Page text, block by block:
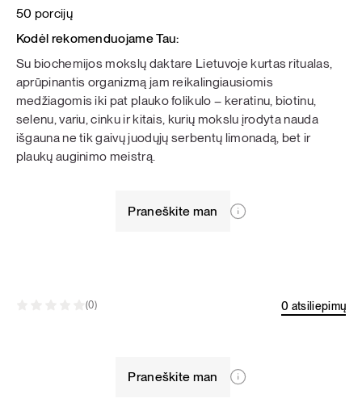
50 porcijų
Kodėl rekomenduojame Tau:
Su biochemijos mokslų daktare Lietuvoje kurtas ritualas,
aprūpinantis organizmą jam reikalingiausiomis
medžiagomis iki pat plauko folikulo – keratinu, biotinu,
selenu, variu, cinku ir kitais, kurių mokslu įrodyta nauda
išgauna ne tik gaivų juodųjų serbentų limonadą, bet ir
plaukų auginimo meistrą.
Praneškite man
(0) 0 atsiliepimų
Praneškite man